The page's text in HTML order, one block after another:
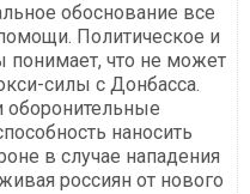
обоснование все
Политическое и
понимает, что не может
силы с Донбасса.
оборонительные
наносить
в случае нападения
россиян от нового